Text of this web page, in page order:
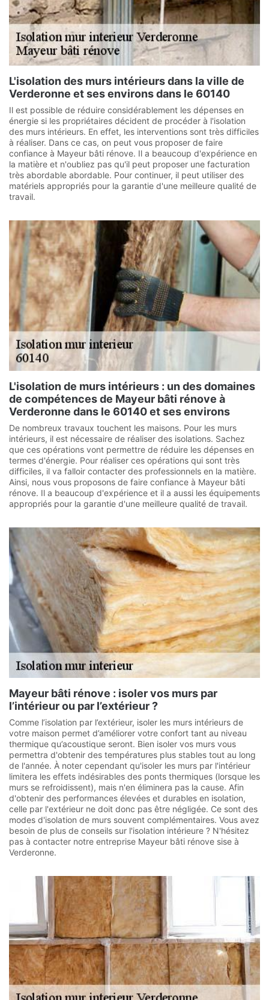
L'isolation des murs intérieurs dans la ville de
Verderonne et ses environs dans le 60140
Il est possible de réduire considérablement les dépenses en
énergie si les propriétaires décident de procéder à l'isolation
des murs intérieurs. En effet, les interventions sont très difficiles
à réaliser. Dans ce cas, on peut vous proposer de faire
confiance à Mayeur bâti rénove. Il a beaucoup d'expérience en
la matière et n'oubliez pas qu'il peut proposer une facturation
très abordable abordable. Pour continuer, il peut utiliser des
matériels appropriés pour la garantie d'une meilleure qualité de
travail.
L'isolation de murs intérieurs : un des domaines
de compétences de Mayeur bâti rénove à
Verderonne dans le 60140 et ses environs
De nombreux travaux touchent les maisons. Pour les murs
intérieurs, il est nécessaire de réaliser des isolations. Sachez
que ces opérations vont permettre de réduire les dépenses en
termes d'énergie. Pour réaliser ces opérations qui sont très
difficiles, il va falloir contacter des professionnels en la matière.
Ainsi, nous vous proposons de faire confiance à Mayeur bâti
rénove. Il a beaucoup d'expérience et il a aussi les équipements
appropriés pour la garantie d'une meilleure qualité de travail.
Mayeur bâti rénove : isoler vos murs par
l’intérieur ou par l’extérieur ?
Comme l’isolation par l’extérieur, isoler les murs intérieurs de
votre maison permet d’améliorer votre confort tant au niveau
thermique qu’acoustique seront. Bien isoler vos murs vous
permettra d'obtenir des températures plus stables tout au long
de l'année. À noter cependant qu'isoler les murs par l'intérieur
limitera les effets indésirables des ponts thermiques (lorsque les
murs se refroidissent), mais n'en éliminera pas la cause. Afin
d'obtenir des performances élevées et durables en isolation,
celle par l'extérieur ne doit donc pas être négligée. Ce sont des
modes d'isolation de murs souvent complémentaires. Vous avez
besoin de plus de conseils sur l'isolation intérieure ? N'hésitez
pas à contacter notre entreprise Mayeur bâti rénove sise à
Verderonne.